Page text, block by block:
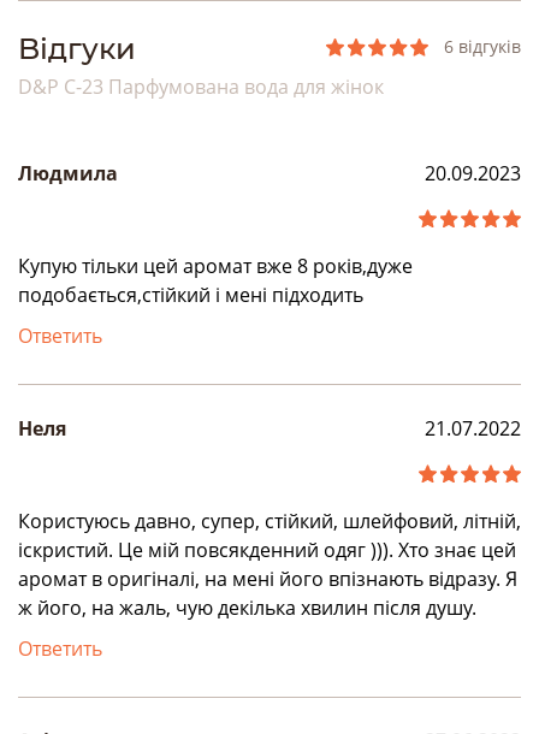
Bідгуки
D&P C-23 Парфумована вода для жінок
6 відгуків
Людмила 20.09.2023
Купую тільки цей аромат вже 8 років,дуже
подобається,стійкий і мені підходить
Ответить
Неля 21.07.2022
Користуюсь давно, супер, стійкий, шлейфовий, літній,
іскристий. Це мій повсякденний одяг ))). Хто знає цей
аромат в оригіналі, на мені його впізнають відразу. Я
ж його, на жаль, чую декілька хвилин після душу.
Ответить